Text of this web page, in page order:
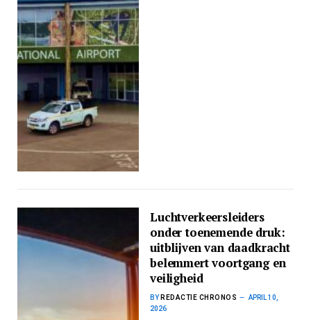
Luchtverkeersleiders
onder toenemende druk:
uitblijven van daadkracht
belemmert voortgang en
veiligheid
BY REDACTIE CHRONOS
APRIL 10,
2026